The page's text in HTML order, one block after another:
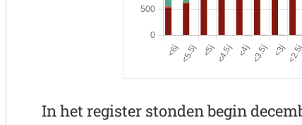
In het register stonden begin